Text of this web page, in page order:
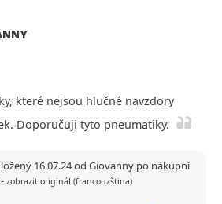
které nejsou hlučné navzdory
Doporučuji tyto pneumatiky.
16.07.24 od Giovanny po nákupní
- zobrazit originál (francouzština)